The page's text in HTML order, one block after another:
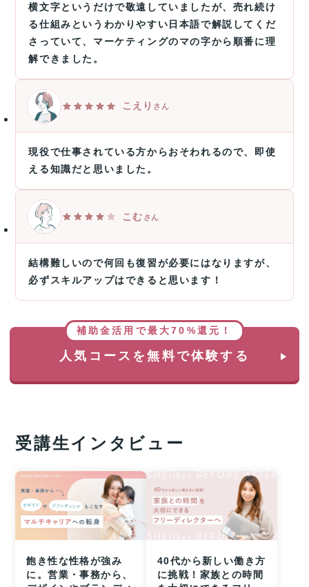
横文字というだけで敬遠していましたが、売れ続け
る仕組みというわかりやすい日本語で解説してくだ
さっていて、マーケティングのマの字から順番に理
解できました。
こえり さん
現役で仕事されている方からおそわれるので、即使
える知識だと思いました。
こむ さん
結構難しいので何回も復習が必要にはなりますが、
必ずスキルアップはできると思います！
補助金活用で最大70%還元！
人気コースを無料で体験する
受講生インタビュー
飽き性な性格が強み
に。営業・事務から、
40代から新しい働き方
に挑戦！家族との時間